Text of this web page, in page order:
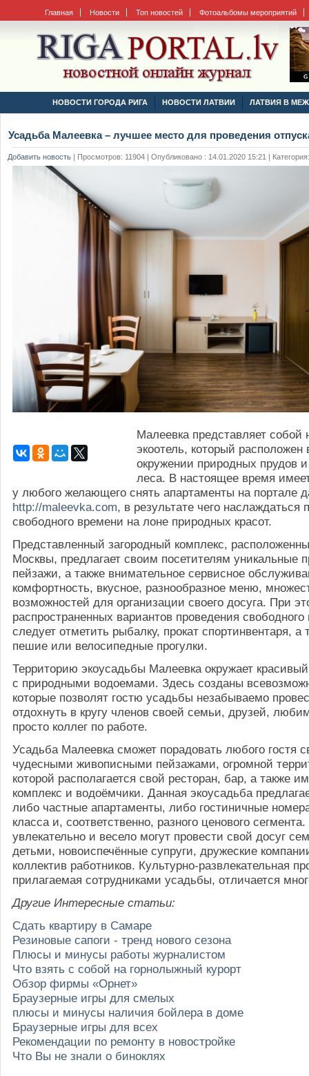
Главная Новости Топ новостей Фотоальбомы мероприятий
НОВОСТИ ГОРОДА РИГА НОВОСТИ ЛАТВИИ ЛАТВИЯ В
Усадьба Малеевка – лучшее место для проведения
Добавить новость | Просмотров: 11904 | Опубликовано : 14.01.2020 15:21 | Категория:
Малеевка представляет
экоотель, который
окружении природных прудов
леса. В настоящее время
у любого желающего снять апартаменты на портале
http://maleevka.com, в результате чего наслаждаться
свободного времени на лоне природных красот.
Представленный загородный комплекс,
Москвы, предлагает своим посетителям уникальные
пейзажи, а также внимательное сервисное
комфортность, вкусное, разнообразное меню,
возможностей для организации своего досуга. При
распространенных вариантов проведения
следует отметить рыбалку, прокат спортинвентаря, а
пешие или велосипедные прогулки.
Территорию экоусадьбы Малеевка окружает
с природными водоемами. Здесь созданы
которые позволят гостю усадьбы незабываемо
отдохнуть в кругу членов своей семьи, друзей,
просто коллег по работе.
Усадьба Малеевка сможет порадовать любого гостя
чудесными живописными пейзажами, огромной
которой располагается свой ресторан, бар, а также
комплекс и водоёмчики. Данная экоусадьба
либо частные апартаменты, либо гостиничные
класса и, соответственно, разного ценового
увлекательно и весело могут провести свой досуг
детьми, новоиспечённые супруги, дружеские
коллектив работников. Культурно-развлекательная
прилагаемая сотрудниками усадьбы, отличается
Другие Интересные статьи:
Сдать квартиру в Самаре
Резиновые сапоги - тренд нового сезона
Плюсы и минусы работы журналистом
Что взять с собой на горнолыжный курорт
Обзор фирмы «Орнет»
Браузерные игры для смелых
плюсы и минусы наличия бойлера в доме
Браузерные игры для всех
Рекомендации по ремонту в новостройке
Что Вы не знали о биноклях